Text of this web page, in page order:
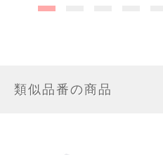
類似品番の商品